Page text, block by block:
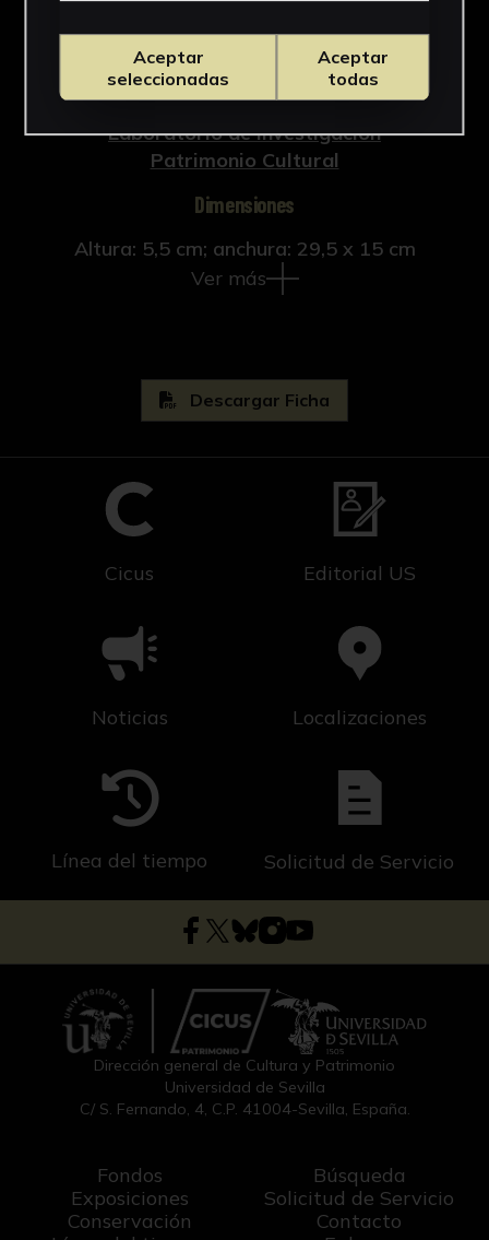
Ubicación
Laboratorio de Investigación
Patrimonio Cultural
Dimensiones
Altura: 5,5 cm; anchura: 29,5 x 15 cm
Ver más
Descargar Ficha
Cicus Editorial US
Noticias Localizaciones
Línea del tiempo Solicitud de Servicio
Dirección general de Cultura y Patrimonio
Universidad de Sevilla
C/ S. Fernando, 4, C.P. 41004-Sevilla, España.
Fondos
Exposiciones
Conservación
Búsqueda
Solicitud de Servicio
Contacto
Aceptar
seleccionadas
Aceptar
todas